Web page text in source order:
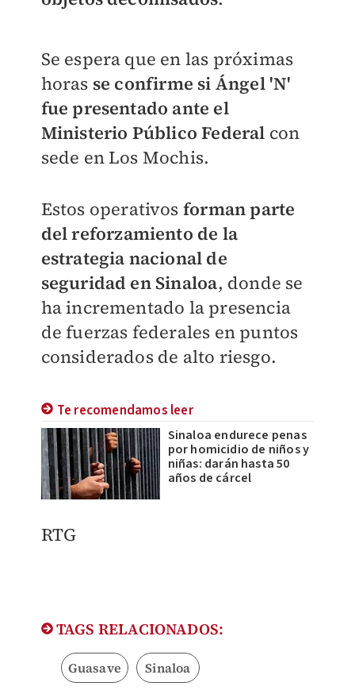
Se espera que en las próximas
horas se confirme si Ángel 'N'
fue presentado ante el
Ministerio Público Federal con
sede en Los Mochis.
Estos operativos forman parte
del reforzamiento de la
estrategia nacional de
seguridad en Sinaloa, donde se
ha incrementado la presencia
de fuerzas federales en puntos
considerados de alto riesgo.
Te recomendamos leer
Sinaloa endurece penas
por homicidio de niños y
niñas: darán hasta 50
años de cárcel
RTG
TAGS RELACIONADOS:
Guasave Sinaloa